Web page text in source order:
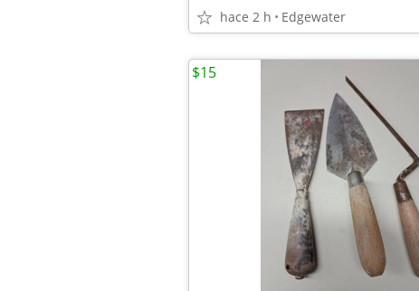
hace 2 h Edgewater
$15